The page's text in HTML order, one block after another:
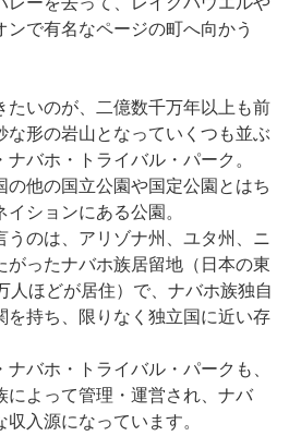
ンで有名なページの町へ向かう
たいのが、二億数千万年以上も前
な形の岩山となっていくつも並ぶ
バホ・トライバル・パーク。
の他の国立公園や国定公園とはち
ションにある公園。
うのは、アリゾナ州、ユタ州、ニ
がったナバホ族居留地（日本の東
人ほどが居住）で、ナバホ族独自
を持ち、限りなく独立国に近い存
バホ・トライバル・パークも、
によって管理・運営され、ナバ
入源になっています。